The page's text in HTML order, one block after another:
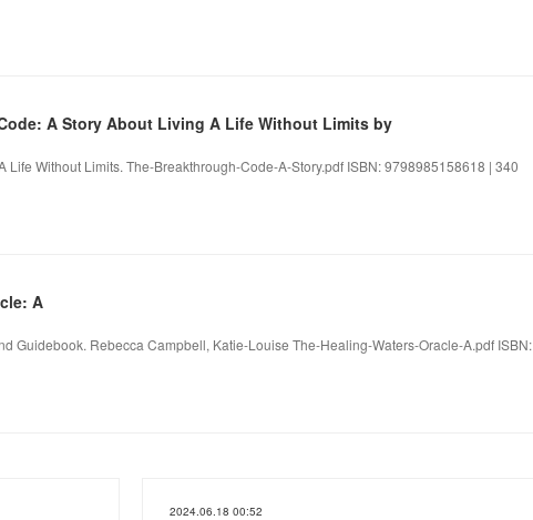
A Story About Living A Life Without Limits by
Life Without Limits. The-Breakthrough-Code-A-Story.pdf ISBN: 9798985158618 | 340
A
Guidebook. Rebecca Campbell, Katie-Louise The-Healing-Waters-Oracle-A.pdf ISBN:
2024.06.18 00:52